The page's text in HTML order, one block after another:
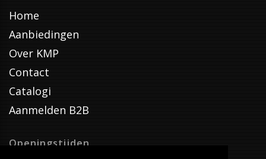
Home
Aanbiedingen
Over KMP
Contact
Catalogi
Aanmelden B2B
Openingstijden